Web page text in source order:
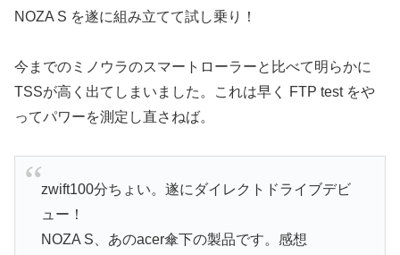
NOZA S を遂に組み立てて試し乗り！
今までのミノウラのスマートローラーと比べて明らかに
TSSが高く出てしまいました。これは早く FTP test をや
ってパワーを測定し直さねば。
zwift100分ちょい。遂にダイレクトドライブデビ
ュー！
NOZA S、あのacer傘下の製品です。感想